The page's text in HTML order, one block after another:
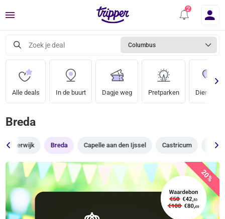
Menu
Zoek je deal Columbus
Alle deals In de buurt Dagje weg Pretparken Dierentuin
Breda
Beverwijk Breda Capelle aan den Ijssel Castricum Delft
20%